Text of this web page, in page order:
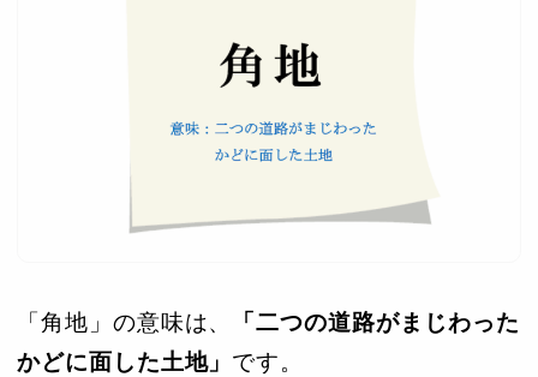
「角地」の意味は、
「二つの道路がまじわった
かどに面した土地」 です。